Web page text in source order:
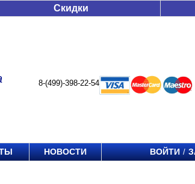
Скидки
8-(499)-398-22-54
НОВОСТИ ВОЙТИ /